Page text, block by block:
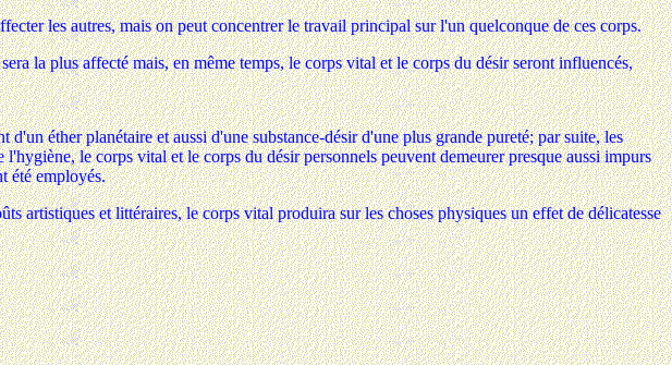
les autres, mais on peut concentrer le travail principal sur l'un quelconque de ces corps.
la plus affecté mais, en même temps, le corps vital et le corps du désir seront influencés,
éther planétaire et aussi d'une substance-désir d'une plus grande pureté; par suite, les
le corps vital et le corps du désir personnels peuvent demeurer presque aussi impurs
été employés.
artistiques et littéraires, le corps vital produira sur les choses physiques un effet de délicatesse